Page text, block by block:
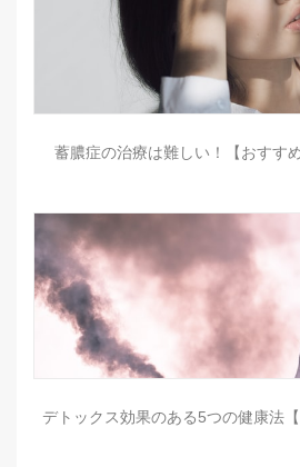
蓄膿症の治療は難しい！【おすす
デトックス効果のある5つの健康法